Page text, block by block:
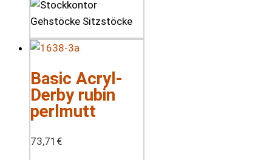
Basic Acryl-
Derby rubin
perlmutt
73,71 €